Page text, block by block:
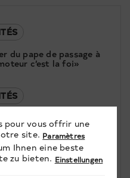
du pape de passage à
c’est la foi»
Concert de
et présentation
saison
pour vous offrir une
site. Paramètres
Ihnen eine beste
zu bieten. Einstellungen